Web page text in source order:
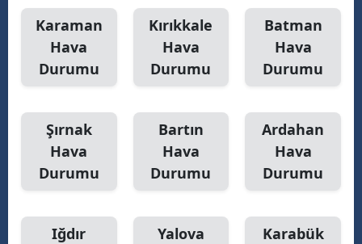
Karaman
Hava
Durumu
Kırıkkale
Hava
Durumu
Batman
Hava
Durumu
Şırnak
Hava
Durumu
Bartın
Hava
Durumu
Ardahan
Hava
Durumu
Iğdır
Yalova
Karabük